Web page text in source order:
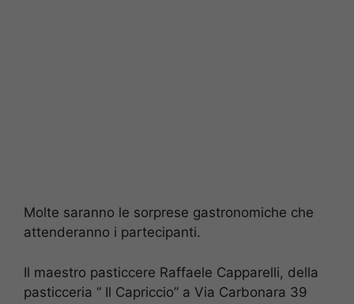
Molte saranno le sorprese gastronomiche che
attenderanno i partecipanti.
Il maestro pasticcere Raffaele Capparelli, della
pasticceria “ Il Capriccio” a Via Carbonara 39